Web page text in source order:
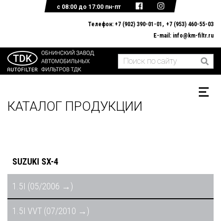
Телефон: +7 (902) 390-01-01
+7 (953) 460-55-03
E-mail: info@km-filtr.ru
с 08:00 до 17:00 пн-пт
ГЛАВНАЯ
О КОМПАНИИ
КАТАЛОГ ПРОДУКЦИИ
ДОКУМЕНТЫ
ОБРАТНАЯ СВЯЗЬ
КАТАЛОГ ПРОДУКЦИИ
SUZUKI SX-4
1.5I (05/2006 →)
1.5I VVT (07/2010 →)